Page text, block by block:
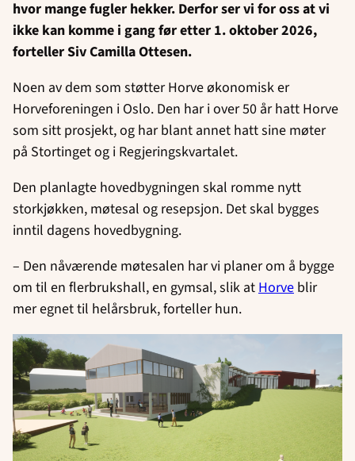
hvor mange fugler hekker. Derfor ser vi for oss at vi
ikke kan komme i gang før etter 1. oktober 2026,
forteller Siv Camilla Ottesen.
Noen av dem som støtter Horve økonomisk er
Horveforeningen i Oslo. Den har i over 50 år hatt Horve
som sitt prosjekt, og har blant annet hatt sine møter
på Stortinget og i Regjeringskvartalet.
Den planlagte hovedbygningen skal romme nytt
storkjøkken, møtesal og resepsjon. Det skal bygges
inntil dagens hovedbygning.
– Den nåværende møtesalen har vi planer om å bygge
om til en flerbrukshall, en gymsal, slik at Horve blir
mer egnet til helårsbruk, forteller hun.